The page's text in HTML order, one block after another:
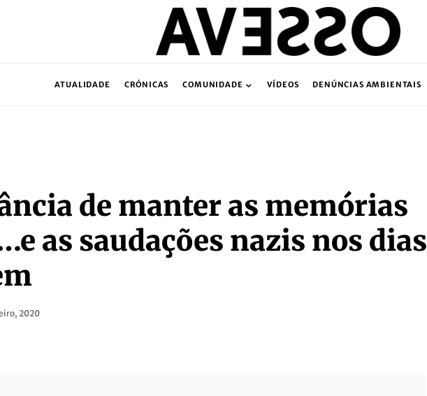
ATUALIDADE CRÓNICAS COMUNIDADE VÍDEOS DENÚNCIAS AMBIENTAIS
de manter as memórias
as saudações nazis nos dias
2020